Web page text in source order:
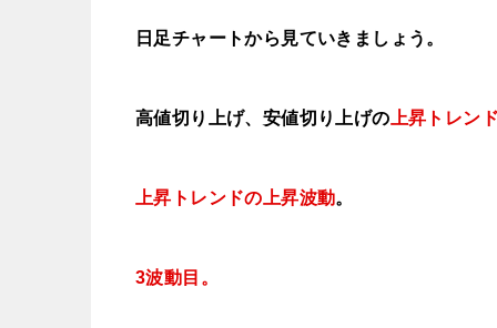
日足チャートから見ていきましょう。
高値切り上げ、安値切り上げの 上昇トレン
上昇トレンドの上昇波動。
3波動目。